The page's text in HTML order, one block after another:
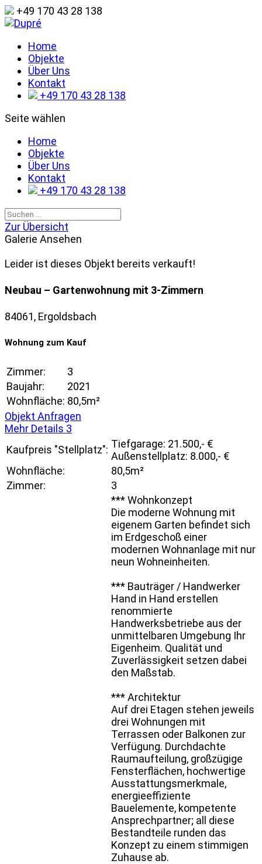
+49 170 43 28 138
Home
Objekte
Über Uns
Kontakt
+49 170 43 28 138
Seite wählen
Home
Objekte
Über Uns
Kontakt
+49 170 43 28 138
Zur Übersicht
Galerie Ansehen
Leider ist dieses Objekt bereits verkauft!
Neubau – Gartenwohnung mit 3-Zimmern
84061, Ergoldsbach
Wohnung zum Kauf
Zimmer:
3
Baujahr:
2021
Wohnfläche: 80,5m²
Objekt Anfragen
Mehr Details 3
Kaufpreis "Stellplatz": Tiefgarage: 21.500,- €
Außenstellplatz: 8.000,- €
Wohnfläche:
80,5m²
Zimmer:
3
*** Wohnkonzept
Die moderne Wohnung mit
eigenem Garten befindet sich
im Erdgeschoß einer
modernen Wohnanlage mit nur
neun Wohneinheiten.
*** Bauträger / Handwerker
Hand in Hand erstellen
renommierte
Handwerksbetriebe aus der
unmittelbaren Umgebung Ihr
Eigenheim. Qualität und
Zuverlässigkeit setzen dabei
den Maßstab.
*** Architektur
Auf drei Etagen stehen jeweils
drei Wohnungen mit
Terrassen oder Balkonen zur
Verfügung. Durchdachte
Raumaufteilung, großzügige
Fensterflächen, hochwertige
Ausstattungsmerkmale,
energieeffiziente
Bauelemente, kompetente
Ansprechpartner; all diese
Bestandteile runden das
Konzept zu einem stimmigen
Zuhause ab.